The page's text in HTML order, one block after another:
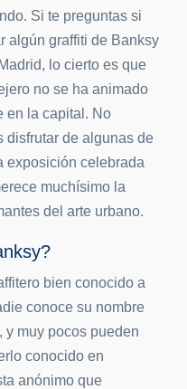
Si te preguntas si
algún graffiti de Banksy
lo cierto es que
no se ha animado
en la capital. No
disfrutar de algunas de
exposición celebrada
muchísimo la
del arte urbano.
bien conocido a
conoce su nombre
y muy pocos pueden
conocido en
anónimo que